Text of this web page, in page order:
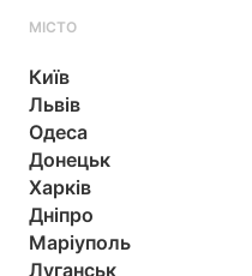
МІСТО
Київ
Львів
Одеса
Донецьк
Харків
Дніпро
Маріуполь
Луганськ